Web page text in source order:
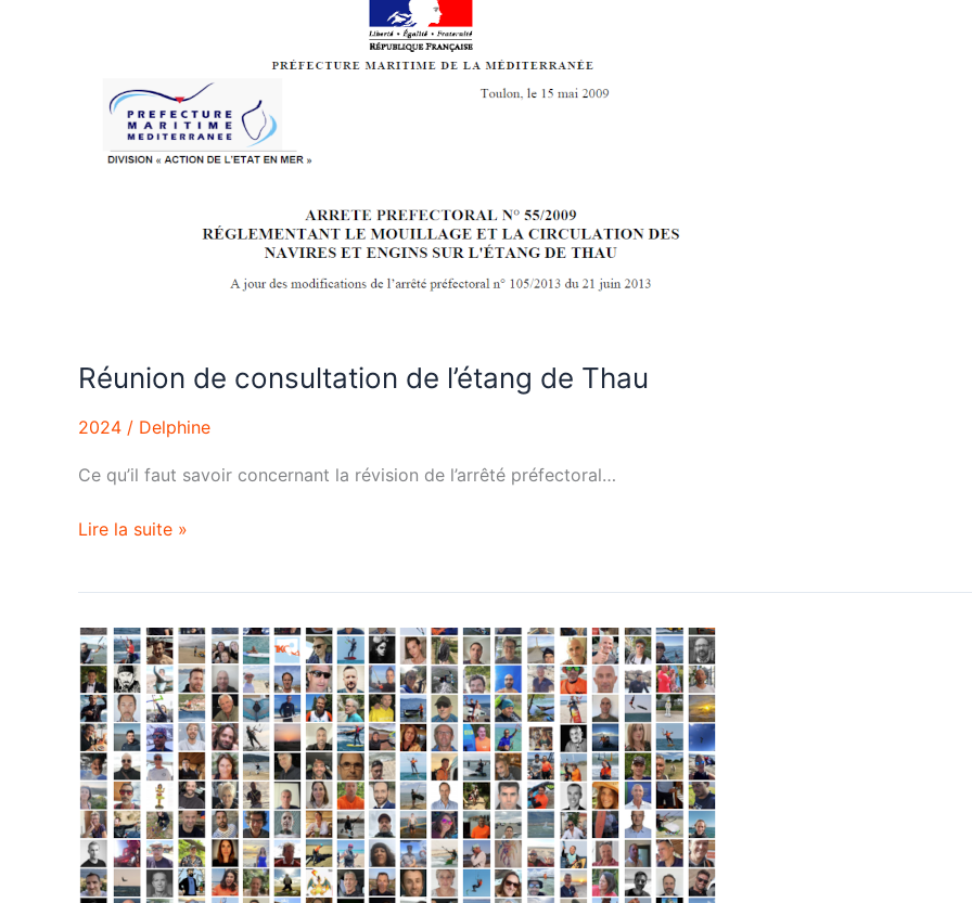
Réunion de consultation de l’étang de Thau
2024 / Delphine
Ce qu’il faut savoir concernant la révision de l’arrêté préfectoral…
l’étang
Thau
Lire la suite »
Merci
aux
400
membres
du
TKC